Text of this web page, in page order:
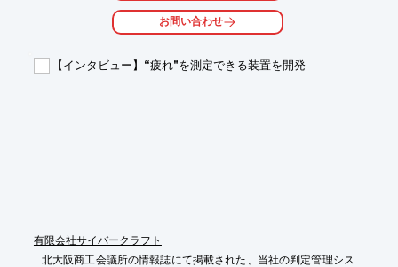
省エネにも貢献いたします。
ご要望の際はお気軽に、お問い合わせください。
■赤外線センサー
お問い合わせ
【インタビュー】“疲れ"を測定できる装置を開発
有限会社サイバークラフト
北大阪商工会議所の情報誌にて掲載された、当社の判定管理シス